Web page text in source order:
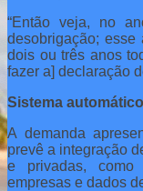
“Então veja, no
desobrigação;
dois ou três anos
fazer a] declaração
Sistema automático
A demanda
prevê a integração
e privadas, como
empresas e dados